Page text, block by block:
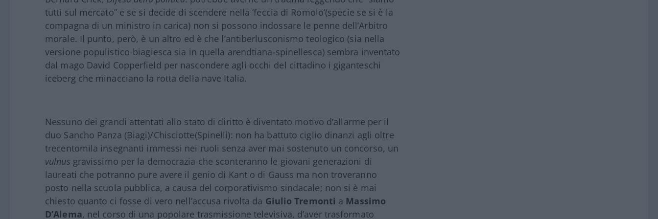
tutti sul mercato” e se si decide di scendere nella ‘feccia di Romolo’(specie se si è la
compagna di un ministro in carica) non si possono indossare le penne dell’Arbitro
morale. Il punto, però, è un altro ed è che l’antiberlusconismo teologico (sia nella
versione populistico-biagiesca sia in quella arendtiana-spinellesca) sembra inventato
dal mago David Copperfield per nascondere agli occhi del cittadino i giganteschi
iceberg che minacciano la rotta della nave Italia.
Nessuno dei grandi attentati allo stato di diritto è diventato motivo d’allarme per il
duo Sancho Panza (Biagi)/Chisciotte(Spinelli): non ha battuto ciglio dinanzi agli oltre
trecentomila insegnanti immessi nei ruoli senza aver mai sostenuto un concorso, un
vulnus gravissimo per la democrazia che sconteranno le giovani generazioni di
laureati che potranno pure avere il genio di Kant o di Gauss ma non troveranno
posto nella scuola pubblica, a causa del corporativismo sindacale; non si è mai
chiesto quanto ci fosse di vero nell’accusa rivolta da Giulio Tremonti a Massimo
D’Alema, nel corso di una popolare trasmissione televisiva, d’aver trasformato